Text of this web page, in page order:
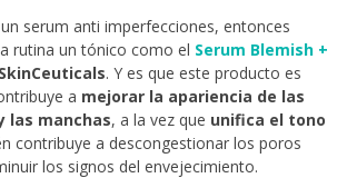
serum anti imperfecciones, entonces
rutina un tónico como el Serum Blemish +
SkinCeuticals. Y es que este producto es
a mejorar la apariencia de las
las manchas, a la vez que unifica el tono
contribuye a descongestionar los poros
los signos del envejecimiento.